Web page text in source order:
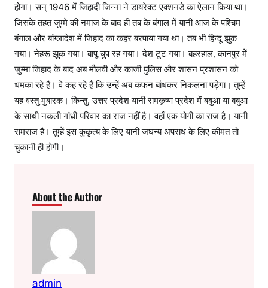
होगा। सन् 1946 में जिहादी जिन्ना ने डायरेक्ट एक्शनडे का ऐलान किया था।
जिसके तहत जुम्मे की नमाज के बाद ही तब के बंगाल में यानी आज के पश्चिम
बंगाल और बांग्लादेश में जिहाद का कहर बरपाया गया था। तब भी हिन्दू झुक
गया। नेहरू झुक गया। बापू चुप रह गया। देश टूट गया। बहरहाल, कानपुर मेें
जुम्मा जिहाद के बाद अब मौलवी और काजी पुलिस और शासन प्रशासन को
धमका रहे हैं। वे कह रहे हैं कि उन्हें अब कफन बांधकर निकलना पड़ेगा। तुम्हें
यह वस्तु मुबारक। किन्तु, उत्तर प्रदेश यानी रामकृष्ण प्रदेश में बबुआ या बबुआ
के साथी नकली गांधी परिवार का राज नहीं है। वहाँ एक योगी का राज है। यानी
रामराज है। तुम्हें इस कुकृत्य के लिए यानी जघन्य अपराध के लिए कीमत तो
चुकानी ही होगी।
About the Author
admin